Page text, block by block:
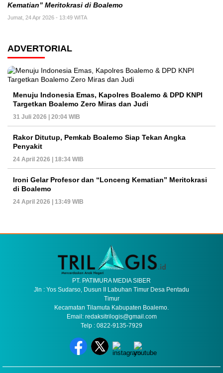
Kematian” Meritokrasi di Boalemo
Jumat, 24 Apr 2026 - 13:49 WITA
ADVERTORIAL
Menuju Indonesia Emas, Kapolres Boalemo & DPD KNPI
Targetkan Boalemo Zero Miras dan Judi
31 Juli 2026 | 20:04 WIB
Rakor Ditutup, Pemkab Boalemo Siap Tekan Angka
Penyakit
24 April 2026 | 18:34 WIB
Ironi Gelar Profesor dan “Lonceng Kematian” Meritokrasi
di Boalemo
24 April 2026 | 13:49 WIB
PT. PATIMURA MEDIA SIBER
Jln : Yos Sudarso, Dusun II Labuhan Timur Desa Pentadu
Timur
Kecamatan Tilamuta Kabupaten Boalemo.
Email: redaksitrilogis@gmail.com
Telp : 0822-9135-7929